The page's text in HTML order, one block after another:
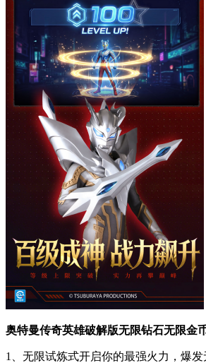
奥特曼传奇英雄破解版无限钻石无限金
1、无限试炼式开启你的最强火力，爆发